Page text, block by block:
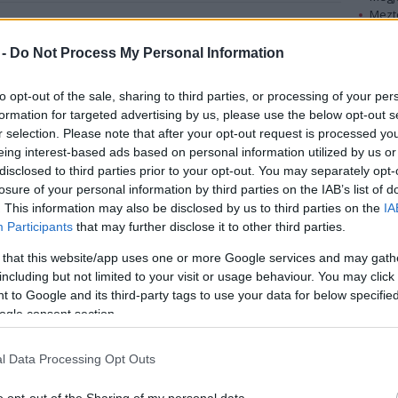
Do Not Process My Personal Information
opt-out of the sale, sharing to third parties, or processing of your
for targeted advertising by us, please use the below opt-out
selection. Please note that after your opt-out request is processed
interest-based ads based on personal information utilized by us
to third parties prior to your opt-out. You may separately
of your personal information by third parties on the IAB’s list of
This information may also be disclosed by us to third parties on the
Participants that may further disclose it to other third parties.
that this website/app uses one or more Google services and may
but not limited to your visit or usage behaviour. You may
to Google and its third-party tags to use your data for below
consent section.
Data Processing Opt Outs
Douglas és neje, Catherine Zeta-Jones, Kevin
veszélybe került a tűzvész miatt, miközben a
Lloydnak az 1,9 milliárd forintot érő háza
Rob Lowe-nak pedig a családjával kellett
menekülnie saját házából. A sorozatsztár
telefonon értesítette szeretteit, hogy csak néhány
dolgot csomagoljanak össze, azonnal ott lesz
értük.
– Olyan volt, mintha egy katasztrófafilmben
játszanék, de sajnos ez a valóság volt – mesélte a
CNN-en Rob Lowe. – A fiammal a hátsó ülésen
száguldottunk a lángok elől.
sem sikerül eloltani az ötödik napja tomboló
kényszerül lakása elhagyására. A sivatag
dolgát, közülük 11-en sérültek meg eddig a
A
A